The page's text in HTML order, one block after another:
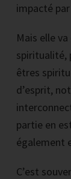
impacté
Mais elle
spiritualité,
êtres
d’esprit,
partie en
également
C’est